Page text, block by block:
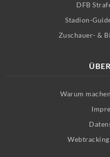
DFB
Stadion-
Zuschauer- &
Warum